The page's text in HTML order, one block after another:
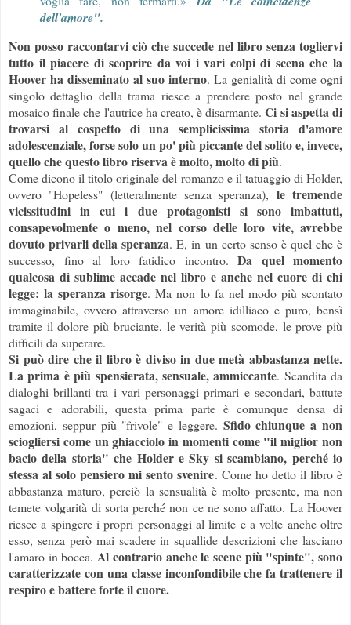
dell'amore".
Non posso raccontarvi ciò che succede nel libro senza togliervi
tutto il piacere di scoprire da voi i vari colpi di scena che la
Hoover ha disseminato al suo interno. La genialità di come ogni
singolo dettaglio della trama riesce a prendere posto nel grande
mosaico finale che l'autrice ha creato, è disarmante.Ci si aspetta di
trovarsi al cospetto di una semplicissima storia d'amore
adolescenziale, forse solo un po' più piccante del solito e, invece,
quello che questo libro riserva è molto, molto di più.
Come dicono il titolo originale del romanzo e il tatuaggio di Holder,
ovvero "Hopeless" (letteralmente senza speranza), le tremende
vicissitudini in cui i due protagonisti si sono imbattuti,
consapevolmente o meno, nel corso delle loro vite, avrebbe
dovuto privarli della speranza. E, in un certo senso è quel che è
successo, fino al loro fatidico incontro. Da quel momento
qualcosa di sublime accade nel libro e anche nel cuore di chi
legge: la speranza risorge. Ma non lo fa nel modo più scontato
immaginabile, ovvero attraverso un amore idilliaco e puro, bensì
tramite il dolore più bruciante, le verità più scomode, le prove più
difficili da superare.
Si può dire che il libro è diviso in due metà abbastanza nette.
La prima è più spensierata, sensuale, ammiccante. Scandita da
dialoghi brillanti tra i vari personaggi primari e secondari, battute
sagaci e adorabili, questa prima parte è comunque densa di
emozioni, seppur più "frivole" e leggere. Sfido chiunque a non
sciogliersi come un ghiacciolo in momenti come "il miglior non
bacio della storia" che Holder e Sky si scambiano, perché io
stessa al solo pensiero mi sento svenire. Come ho detto il libro è
abbastanza maturo, perciò la sensualità è molto presente, ma non
temete volgarità di sorta perché non ce ne sono affatto. La Hoover
riesce a spingere i propri personaggi al limite e a volte anche oltre
esso, senza però mai scadere in squallide descrizioni che lasciano
l'amaro in bocca. Al contrario anche le scene più "spinte", sono
caratterizzate con una classe inconfondibile che fa trattenere il
respiro e battere forte il cuore.